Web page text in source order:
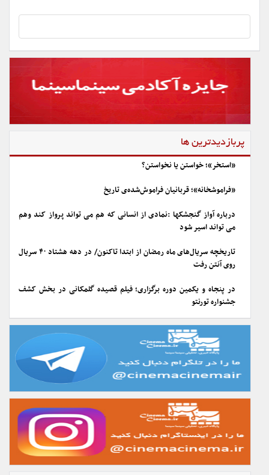
پربازدیدترین ها
«استخر»؛ خواستن یا نخواستن؟
«فراموشخانه»؛ قربانیان فراموش‌شده‌ی تاریخ
درباره آواز گنجشکها :نمادی از انسانی که هم می تواند پرواز کند وهم
می تواند اسیر شود
تاریخچه سریال‌های ماه رمضان از ابتدا تاکنون/ در دهه هشتاد ۴۰ سریال
روی آنتن رفت
در پنجاه و یکمین دوره برگزاری؛ فیلم قصیده گلمکانی در بخش کشف
جشنواره تورنتو